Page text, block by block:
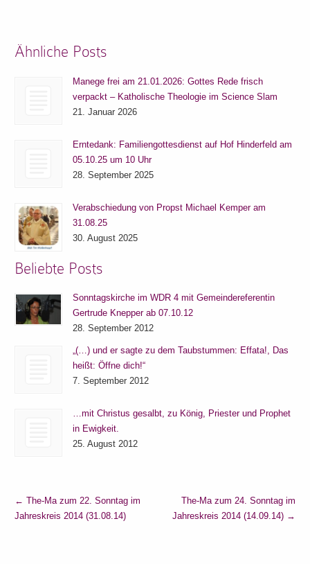
Ähnliche Posts
Manege frei am 21.01.2026: Gottes Rede frisch
verpackt – Katholische Theologie im Science Slam
21. Januar 2026
Erntedank: Familiengottesdienst auf Hof Hinderfeld am
05.10.25 um 10 Uhr
28. September 2025
Verabschiedung von Propst Michael Kemper am
31.08.25
30. August 2025
Beliebte Posts
Sonntagskirche im WDR 4 mit Gemeindereferentin
Gertrude Knepper ab 07.10.12
28. September 2012
„(…) und er sagte zu dem Taubstummen: Effata!, Das
heißt: Öffne dich!“
7. September 2012
…mit Christus gesalbt, zu König, Priester und Prophet
in Ewigkeit.
25. August 2012
← The-Ma zum 22. Sonntag im
Jahreskreis 2014 (31.08.14)
The-Ma zum 24. Sonntag im
Jahreskreis 2014 (14.09.14) →